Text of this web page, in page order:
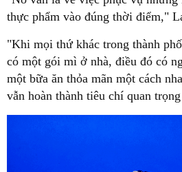
thực phẩm vào đúng thời điểm,"
"Khi mọi thứ khác trong thành
có một gói mì ở nhà, điều đó có
một bữa ăn thỏa mãn một cách
vẫn hoàn thành tiêu chí quan